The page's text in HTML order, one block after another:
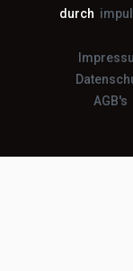
durch
AGB's